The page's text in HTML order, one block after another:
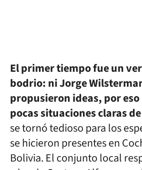
El primer tiempo fue un
bodrio: ni Jorge
propusieron ideas, por
pocas situaciones claras
se tornó tedioso para los
se hicieron presentes en
Bolivia. El conjunto local